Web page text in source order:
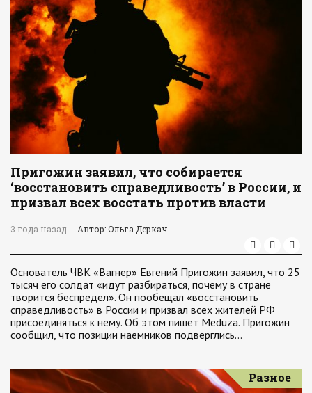
Пригожин заявил, что собирается
‘восстановить справедливость’ в России, и
призвал всех восстать против власти
3 года назад Автор: Ольга Деркач
Основатель ЧВК «Вагнер» Евгений Пригожин заявил, что 25
тысяч его солдат «идут разбираться, почему в стране
творится беспредел». Он пообещал «восстановить
справедливость» в России и призвал всех жителей РФ
присоединяться к нему. Об этом пишет Meduza. Пригожин
сообщил, что позиции наемников подверглись…
Разное